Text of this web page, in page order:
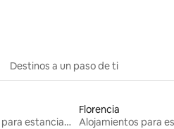
Destinos a un paso de ti
Alojamientos para estancias largas
Florencia